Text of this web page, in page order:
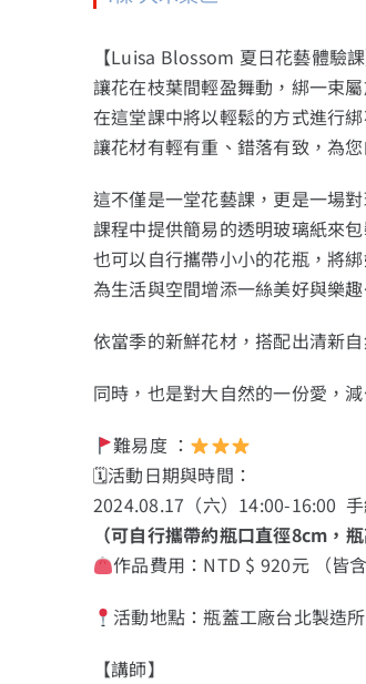
【Luisa Blossom 夏日花藝體驗
讓花在枝葉間輕盈舞動，綁一束
在這堂課中將以輕鬆的方式進行
讓花材有輕有重、錯落有致，為
這不僅是一堂花藝課，更是一場
課程中提供簡易的透明玻璃紙來
也可以自行攜帶小小的花瓶，將
為生活與空間增添一絲美好與樂
依當季的新鮮花材，搭配出清新
同時，也是對大自然的一份愛，
難易度 ：
🗓活動日期與時間：
2024.08.17（六）14:00-16:00
（可自行攜帶約瓶口直徑8cm，
作品費用：NTD $ 920元 （皆
活動地點：瓶蓋工廠台北製造
【講師】